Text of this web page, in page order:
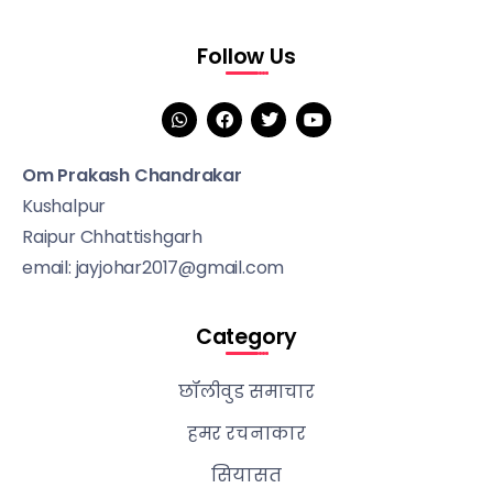
Follow Us
Om Prakash Chandrakar
Kushalpur
Raipur Chhattishgarh
email: jayjohar2017@gmail.com
Category
छॉलीवुड समाचार
हमर रचनाकार
सियासत